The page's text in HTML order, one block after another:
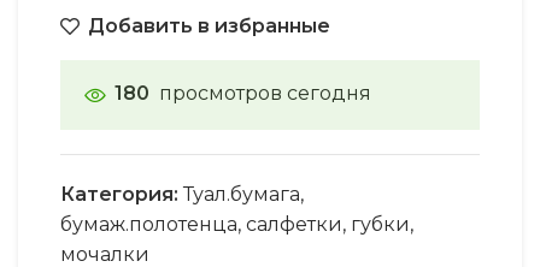
Добавить в избранные
180 просмотров сегодня
Категория: Туал.бумага,
бумаж.полотенца, салфетки, губки,
мочалки